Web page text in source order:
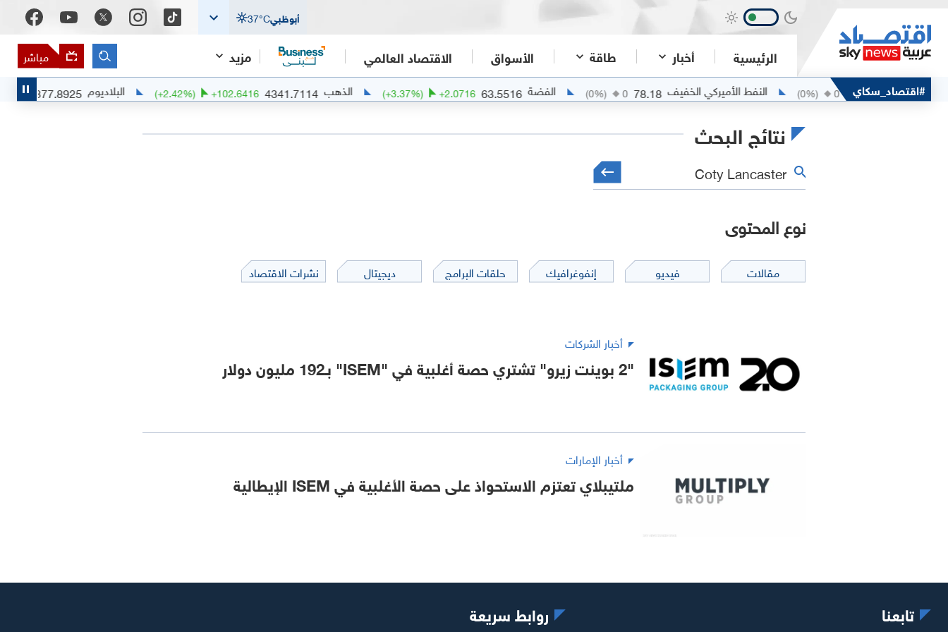
أبوظبي 37°C
الرئيسية أخبار طاقة الأسواق الاقتصاد العالمي مزيد مباشر
#اقتصاد_سكاي
خام مربان 80.25
(0%) النفط الأميركي الخفيف 78.18
0
(0%) الفضة 63.5516
+2.0716
(+3.37%) الذهب 4341.7114
+102.6416
(+2.42%) البلاديوم 1377.8925
6.9959
نتائج البحث
نوع المحتوى
مقالات فيديو إنفوغرافيك حلقات البرامج ديجيتال نشرات الاقتصاد
أخبار الشركات
"2 بوينت زيرو" تشتري حصة أغلبية في "ISEM" بـ192 مليون دولار
أخبار الإمارات
ملتيبلاي تعتزم الاستحواذ على حصة الأغلبية في ISEM الإيطالية
تابعنا روابط سريعة